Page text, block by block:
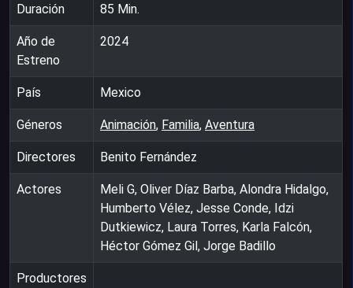
Duración 85 Min.
Año de
Estreno
2024
País Mexico
Géneros Animación, Familia, Aventura
Directores Benito Fernández
Actores
Meli G, Oliver Díaz Barba, Alondra Hidalgo,
Humberto Vélez, Jesse Conde, Idzi
Dutkiewicz, Laura Torres, Karla Falcón,
Héctor Gómez Gil, Jorge Badillo
Productores